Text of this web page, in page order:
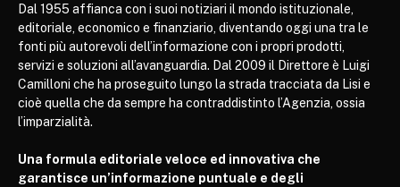
Dal 1955 affianca con i suoi notiziari il mondo istituzionale,
editoriale, economico e finanziario, diventando oggi una tra le
fonti più autorevoli dell’informazione con i propri prodotti,
servizi e soluzioni all’avanguardia. Dal 2009 il Direttore è Luigi
Camilloni che ha proseguito lungo la strada tracciata da Lisi e
cioè quella che da sempre ha contraddistinto l’Agenzia, ossia
l’imparzialità.
Una formula editoriale veloce ed innovativa che
garantisce un’informazione puntuale e degli